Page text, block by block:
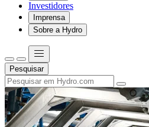
Investidores
Imprensa
Sobre a Hydro
Pesquisar